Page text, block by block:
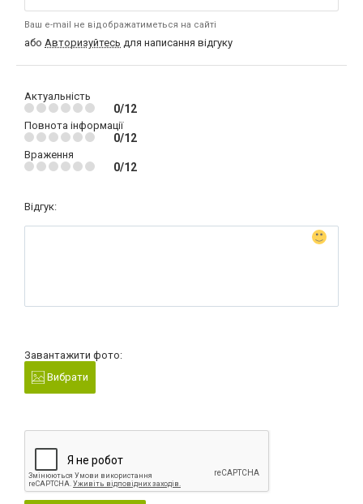
Ваш e-mail не відображатиметься на сайті
або Авторизуйтесь для написання відгуку
Актуальність
0/12
Повнота інформації
0/12
Враження
0/12
Відгук:
Завантажити фото:
Вибрати